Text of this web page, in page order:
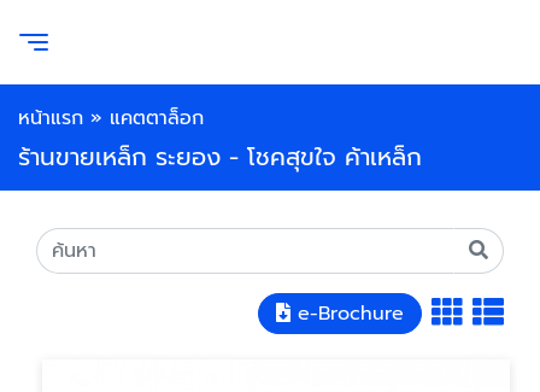
หน้าแรก » แคตตาล็อก
ร้านขายเหล็ก ระยอง - โชคสุขใจ ค้าเหล็ก
e-Brochure